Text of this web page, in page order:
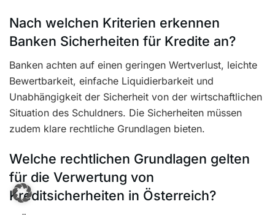
Nach welchen Kriterien erkennen
Banken Sicherheiten für Kredite an?
Banken achten auf einen geringen Wertverlust, leichte
Bewertbarkeit, einfache Liquidierbarkeit und
Unabhängigkeit der Sicherheit von der wirtschaftlichen
Situation des Schuldners. Die Sicherheiten müssen
zudem klare rechtliche Grundlagen bieten.
Welche rechtlichen Grundlagen gelten
für die Verwertung von
Kreditsicherheiten in Österreich?